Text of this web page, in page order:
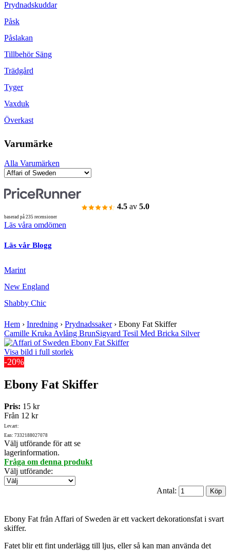
Prydnadskuddar
Påsk
Påslakan
Tillbehör Säng
Trädgård
Tyger
Vaxduk
Överkast
Varumärke
Alla Varumärken
4.5 av 5.0
baserad på 235 recensioner
Läs våra omdömen
Läs vår Blogg
Marint
New England
Shabby Chic
Hem › Inredning › Prydnadssaker› Ebony Fat Skiffer
Camille Kruka Avlång BrunSigvard Tesil Med Bricka Silver
Visa bild i full storlek
-20%
Ebony Fat Skiffer
Pris: 15 kr
Från 12 kr
Lev.art:
Ean: 7332188027078
Välj utförande för att se
lagerinformation.
Fråga om denna produkt
Välj utförande:
Antal:
Ebony Fat från Affari of Sweden är ett vackert dekorationsfat i svart
skiffer.
Fatet blir ett fint underlägg till ljus, eller så kan man använda det